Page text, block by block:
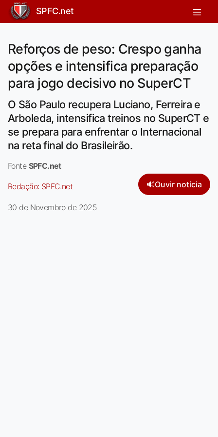
SPFC.net
Reforços de peso: Crespo ganha
opções e intensifica preparação
para jogo decisivo no SuperCT
O São Paulo recupera Luciano, Ferreira e
Arboleda, intensifica treinos no SuperCT e
se prepara para enfrentar o Internacional
na reta final do Brasileirão.
Fonte SPFC.net
Redação: SPFC.net 🔊Ouvir notícia
30 de Novembro de 2025